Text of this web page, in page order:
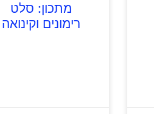
מתכון: סלט
רימונים וקינואה